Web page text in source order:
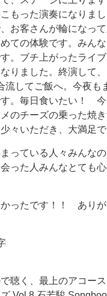
もった演奏になりま
お客さんが輪になって
ての体験です。みん
。ブチ上がったライ
りました。終演して
流してご飯へ。今夜も
。毎日食いたい！
のチーズの乗った焼き
々いただき、大満足で
っている人々みんなの
った人みんなとても
ったです！！ ありが
聴く、最上のアコー